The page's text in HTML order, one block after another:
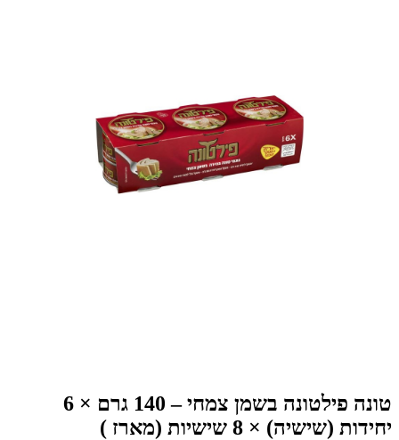
טונה פילטונה בשמן צמחי – 140 גרם × 6
יחידות (שישיה) × 8 שישיות (מארז )